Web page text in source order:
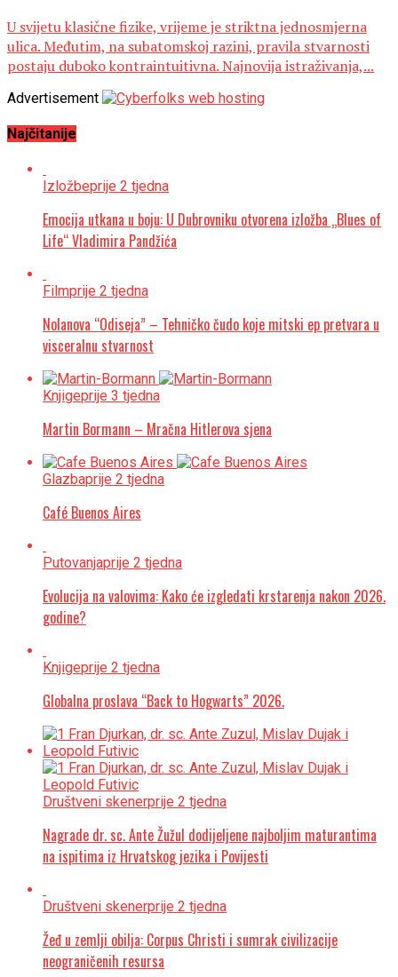
U svijetu klasične fizike, vrijeme je striktna jednosmjerna
ulica. Međutim, na subatomskoj razini, pravila stvarnosti
postaju duboko kontraintuitivna. Najnovija istraživanja,...
Advertisement
Najčitanije
Izložbeprije 2 tjedna
Emocija utkana u boju: U Dubrovniku otvorena izložba „Blues of
Life“ Vladimira Pandžića
Filmprije 2 tjedna
Nolanova “Odiseja” – Tehničko čudo koje mitski ep pretvara u
visceralnu stvarnost
Knjigeprije 3 tjedna
Martin Bormann – Mračna Hitlerova sjena
Glazbaprije 2 tjedna
Café Buenos Aires
Putovanjaprije 2 tjedna
Evolucija na valovima: Kako će izgledati krstarenja nakon 2026.
godine?
Knjigeprije 2 tjedna
Globalna proslava “Back to Hogwarts” 2026.
Društveni skenerprije 2 tjedna
Nagrade dr. sc. Ante Žužul dodijeljene najboljim maturantima
na ispitima iz Hrvatskog jezika i Povijesti
Društveni skenerprije 2 tjedna
Žeđ u zemlji obilja: Corpus Christi i sumrak civilizacije
neograničenih resursa